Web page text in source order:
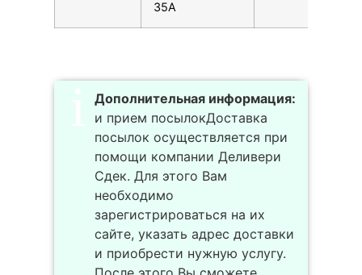
35А
Дополнительная информация:
и прием посылокДоставка
посылок осуществляется при
помощи компании Деливери
Сдек. Для этого Вам
необходимо
зарегистрироваться на их
сайте, указать адрес доставки
и приобрести нужную услугу.